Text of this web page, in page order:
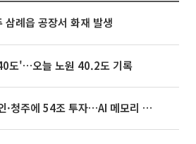
삼례읍 공장서 화재 발생
도'…오늘 노원 40.2도 기록
SK하이닉스, 용인·청주에 54조 투자…AI 메모리 생산기지 키운다